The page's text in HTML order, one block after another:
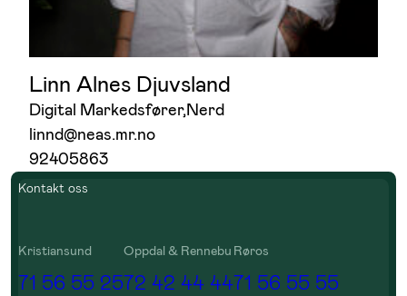
Linn Alnes Djuvsland
Digital Markedsfører,Nerd
linnd@neas.mr.no
92405863
Kontakt oss
Kristiansund
71 56 55 25
Oppdal & Rennebu
72 42 44 44
Røros
71 56 55 55